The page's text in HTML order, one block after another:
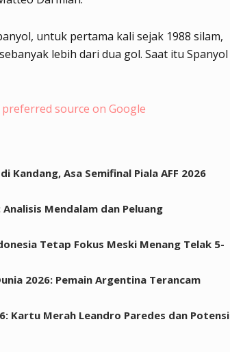
untuk pertama kali sejak 1988 silam,
lebih dari dua gol. Saat itu Spanyol
preferred source on Google
Kandang, Asa Semifinal Piala AFF 2026
Mendalam dan Peluang
Tetap Fokus Meski Menang Telak 5-
2026: Pemain Argentina Terancam
Kartu Merah Leandro Paredes dan Potensi